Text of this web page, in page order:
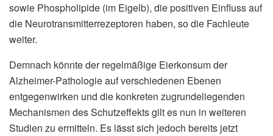
sowie Phospholipide (im Eigelb), die positiven Einfluss auf
die Neurotransmitterrezeptoren haben, so die Fachleute
weiter.
Demnach könnte der regelmäßige Eierkonsum der
Alzheimer-Pathologie auf verschiedenen Ebenen
entgegenwirken und die konkreten zugrundeliegenden
Mechanismen des Schutzeffekts gilt es nun in weiteren
Studien zu ermitteln. Es lässt sich jedoch bereits jetzt